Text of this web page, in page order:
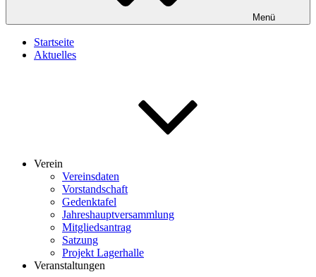
Menü
Startseite
Aktuelles
Verein
Vereinsdaten
Vorstandschaft
Gedenktafel
Jahreshauptversammlung
Mitgliedsantrag
Satzung
Projekt Lagerhalle
Veranstaltungen